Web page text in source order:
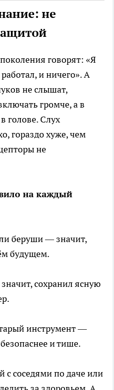
не
говорят: «Я
и ничего». А
не слышат,
громче, а в
голове. Слух
гораздо хуже, чем
не
на каждый
беруши — значит,
будущем.
сохранил ясную
инструмент —
и тише.
с соседями по даче или